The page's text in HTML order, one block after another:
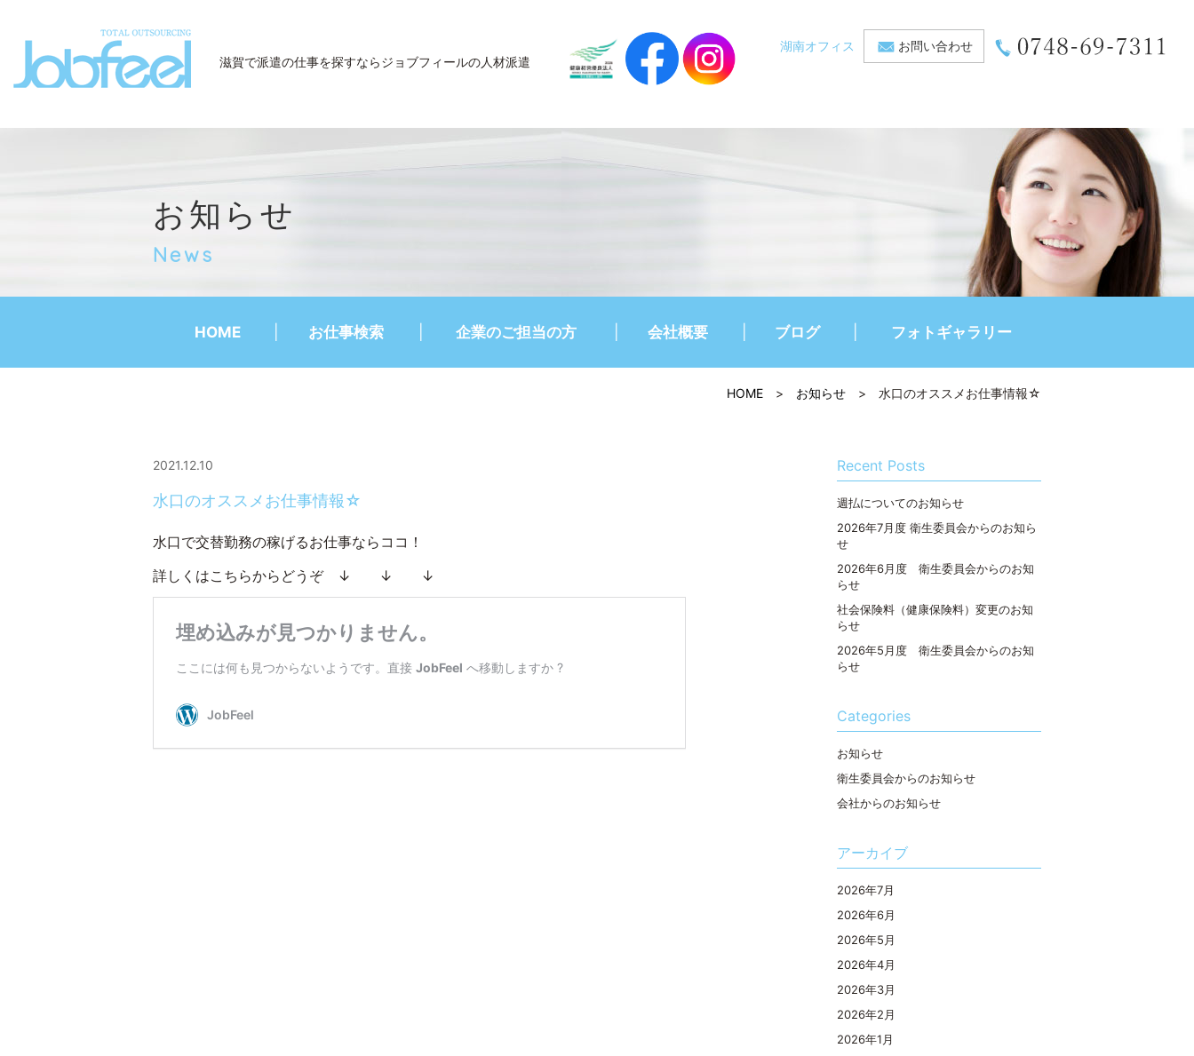
滋賀で派遣の仕事を探すならジョブフィールの人材派遣
湖南オフィス お問い合わせ
お知らせ
News
HOME お仕事検索 企業のご担当の方 会社概要 ブログ フォトギャラリー
HOME > お知らせ > 水口のオススメお仕事情報☆
2021.12.10
水口のオススメお仕事情報☆
水口で交替勤務の稼げるお仕事ならココ！
詳しくはこちらからどうぞ ↓ ↓ ↓
Recent Posts
週払についてのお知らせ
2026年7月度 衛生委員会からのお知ら
せ
2026年6月度 衛生委員会からのお知
らせ
社会保険料（健康保険料）変更のお知
らせ
2026年5月度 衛生委員会からのお知
らせ
Categories
お知らせ
衛生委員会からのお知らせ
会社からのお知らせ
アーカイブ
2026年7月
2026年6月
2026年5月
2026年4月
2026年3月
2026年2月
2026年1月